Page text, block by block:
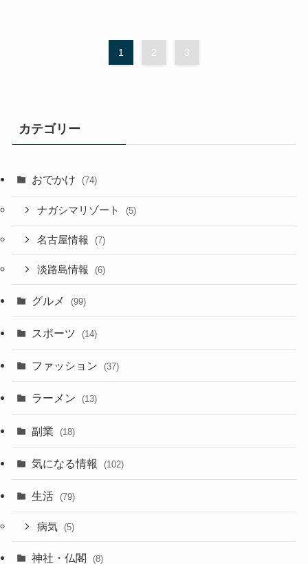
1 2 3
カテゴリー
おでかけ (74)
ナガシマリゾート (5)
名古屋情報 (7)
淡路島情報 (6)
グルメ (99)
スポーツ (14)
ファッション (37)
ラーメン (13)
副業 (18)
気になる情報 (102)
生活 (79)
病気 (5)
神社・仏閣 (8)